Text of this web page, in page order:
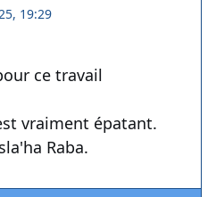
19:29
ce travail
vraiment épatant.
Raba.